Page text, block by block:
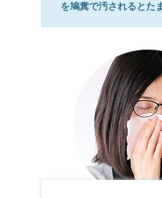
を鳩糞で汚されるとた